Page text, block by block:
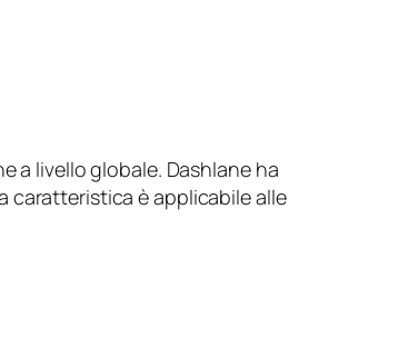
a livello globale. Dashlane ha
caratteristica è applicabile alle